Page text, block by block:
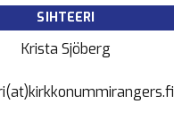
SIHTEERI
Krista Sjöberg